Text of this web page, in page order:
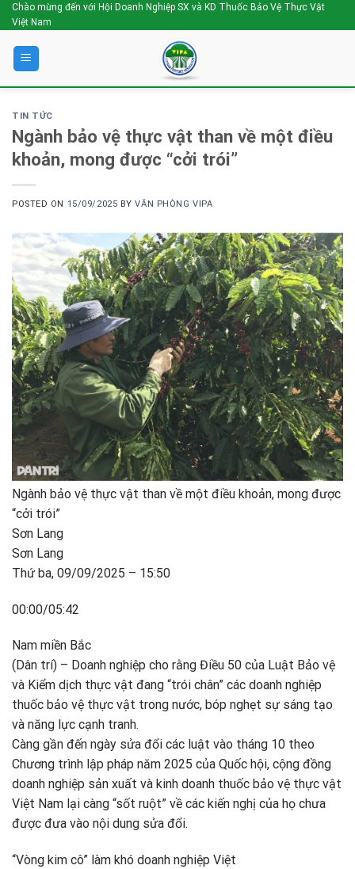
Skip
to
content
Chào mừng đến với Hội Doanh Nghiệp SX và KD Thuốc Bảo Vệ Thực Vật
Việt Nam
TIN TỨC
Ngành bảo vệ thực vật than về một điều
khoản, mong được “cởi trói”
POSTED ON 15/09/2025 BYVĂN PHÒNG VIPA
Ngành bảo vệ thực vật than về một điều khoản, mong được
“cởi trói”
Sơn Lang
Sơn Lang
Thứ ba, 09/09/2025 – 15:50
00:00/05:42
Nam miền Bắc
(Dân trí) – Doanh nghiệp cho rằng Điều 50 của Luật Bảo vệ
và Kiểm dịch thực vật đang “trói chân” các doanh nghiệp
thuốc bảo vệ thực vật trong nước, bóp nghẹt sự sáng tạo
và năng lực cạnh tranh.
Càng gần đến ngày sửa đổi các luật vào tháng 10 theo
Chương trình lập pháp năm 2025 của Quốc hội, cộng đồng
doanh nghiệp sản xuất và kinh doanh thuốc bảo vệ thực vật
Việt Nam lại càng “sốt ruột” về các kiến nghị của họ chưa
được đưa vào nội dung sửa đổi.
“Vòng kim cô” làm khó doanh nghiệp Việt